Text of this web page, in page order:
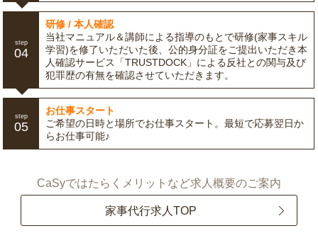
step
04
研修 / 本人確認
当社マニュアル＆講師による指導のもとで研修(家事スキル
学習)を修了いただいた後、公的身分証をご提出いただき本
人確認サービス「TRUSTDOCK」による反社との関与及び
犯罪歴の有無を確認させていただきます。
step
05
お仕事スタート
ご希望の日時と場所でお仕事スタート。最短で応募翌日か
らお仕事可能♪
CaSyではたらくメリットなど求人概要のご案内
家事代行求人TOP